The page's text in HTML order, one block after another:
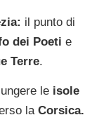
il punto di
dei Poeti e
Terre.
le isole
la Corsica.